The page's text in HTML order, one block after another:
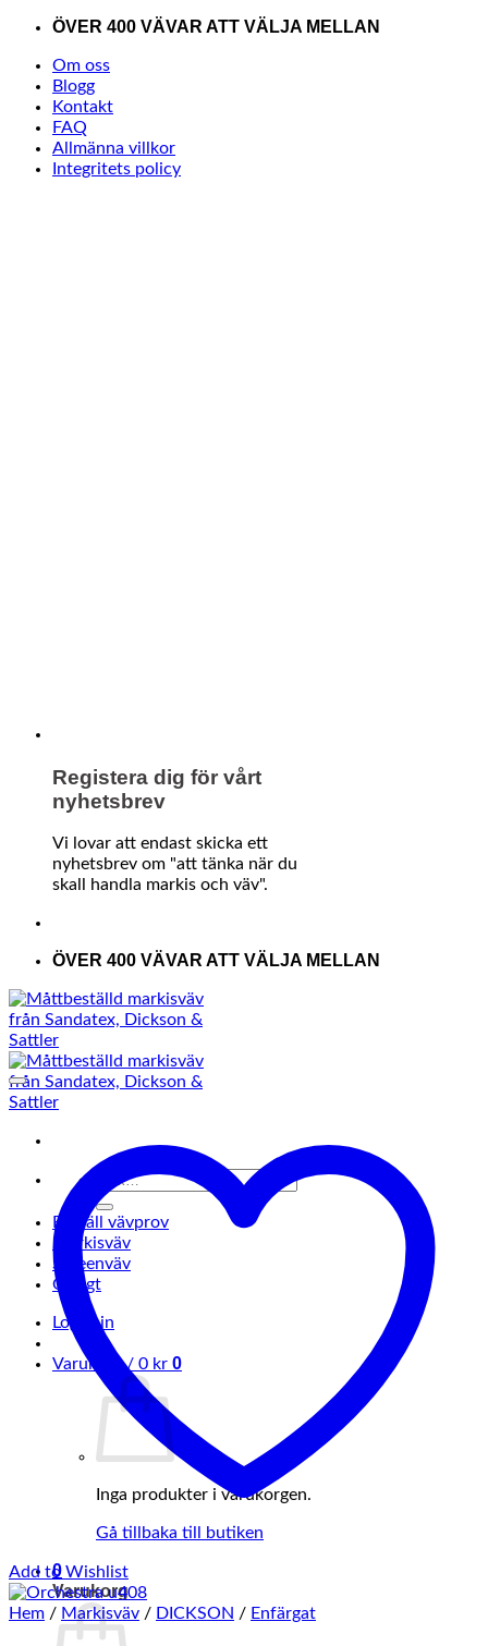
Skip
content
ÖVER 400 VÄVAR ATT VÄLJA MELLAN
Om oss
Blogg
Kontakt
FAQ
Allmänna villkor
Integritets policy
Registera dig för vårt
nyhetsbrev
Vi lovar att endast skicka ett
nyhetsbrev om "att tänka när du
skall handla markis och väv".
ÖVER 400 VÄVAR ATT VÄLJA MELLAN
efter:
Beställ vävprov
Markisväv
Screenväv
Övrigt
Logga in
Varukorg / 0 kr 0
Inga produkter i varukorgen.
Gå tillbaka till butiken
0
Varukorg
Add to Wishlist
Hem / Markisväv / DICKSON / Enfärgat